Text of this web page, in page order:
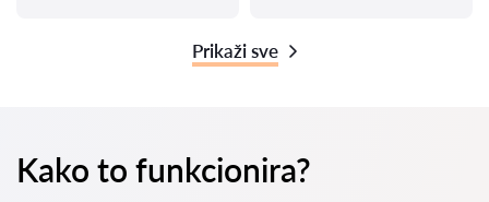
Prikaži sve
Kako to funkcionira?